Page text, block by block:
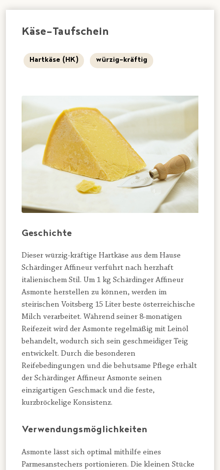
Käse-Taufschein
Hartkäse (HK) würzig-kräftig
Geschichte
Dieser würzig-kräftige Hartkäse aus dem Hause
Schärdinger Affineur verführt nach herzhaft
italienischem Stil. Um 1 kg Schärdinger Affineur
Asmonte herstellen zu können, werden im
steirischen Voitsberg 15 Liter beste österreichische
Milch verarbeitet. Während seiner 8-monatigen
Reifezeit wird der Asmonte regelmäßig mit Leinöl
behandelt, wodurch sich sein geschmeidiger Teig
entwickelt. Durch die besonderen
Reifebedingungen und die behutsame Pflege erhält
der Schärdinger Affineur Asmonte seinen
einzigartigen Geschmack und die feste,
kurzbröckelige Konsistenz.
Verwendungsmöglichkeiten
Asmonte lässt sich optimal mithilfe eines
Parmesanstechers portionieren. Die kleinen Stücke